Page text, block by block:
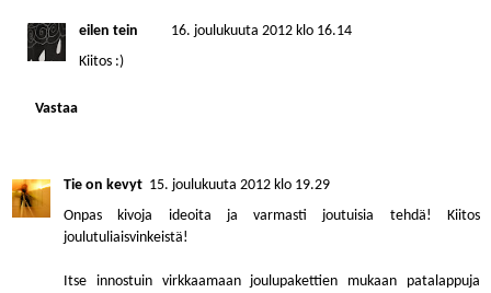
eilen tein
16. joulukuuta 2012 klo 16.14
Kiitos :)
Vastaa
Tie on kevyt 15. joulukuuta 2012 klo 19.29
Onpas kivoja ideoita ja varmasti joutuisia tehdä! Kiitos
joulutuliaisvinkeistä!
Itse innostuin virkkaamaan joulupakettien mukaan patalappuja